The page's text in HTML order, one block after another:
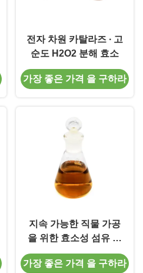
전자 차원 카탈라즈 ∙ 고
순도 H2O2 분해 효소
가장 좋은 가격 을 구하라
지속 가능한 직물 가공
을 위한 효소성 섬유 효
소 산업용의 색상 단속
성과 부드러움을 향상
가장 좋은 가격 을 구하라